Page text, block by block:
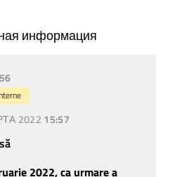
информация
2022 15:57
2022, ca urmare a